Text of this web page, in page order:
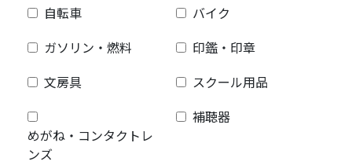
自転車
バイク
ガソリン・燃料
印鑑・印章
文房具
スクール用品
めがね・コンタクトレ
ンズ
補聴器